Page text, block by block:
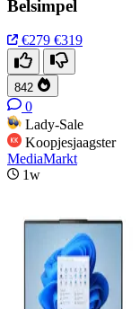
Belsimpel
€279 €319
842
0
Lady-Sale
Koopjesjaagster
MediaMarkt
1w